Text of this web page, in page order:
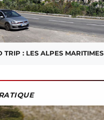
TRIP : LES ALPES MARITIMES